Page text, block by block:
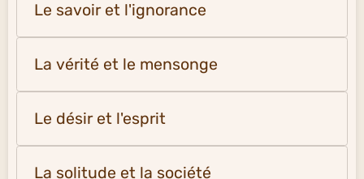
Le savoir et l'ignorance
La vérité et le mensonge
Le désir et l'esprit
La solitude et la société